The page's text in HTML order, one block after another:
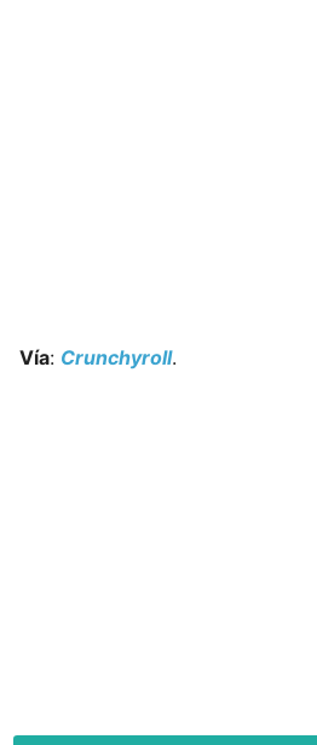
Vía: Crunchyroll.